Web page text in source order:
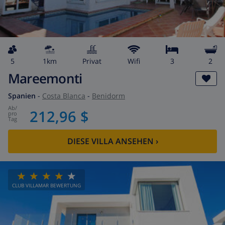
5 1km Privat wifi 3 2
Mareemonti
Spanien - Costa Blanca - Benidorm
ab/
pro
Tag 212,96 $
DIESE VILLA ANSEHEN ›
CLUB VILLAMAR BEWERTUNG